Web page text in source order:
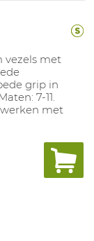
vezels met
grip in
7-11.
met